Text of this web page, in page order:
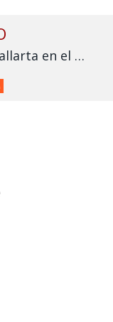
Fracasa impulso turístico de Vallarta en el Mundial: derrama cae frente a 2025